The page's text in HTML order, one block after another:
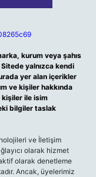
kurum veya şahıs
yalnızca kendi
yer alan içerikler
ve kişiler hakkında
kişiler ile isim
bilgiler taslak
ve İletişim
olarak hizmet
olarak denetleme
Ancak, üyelerimiz